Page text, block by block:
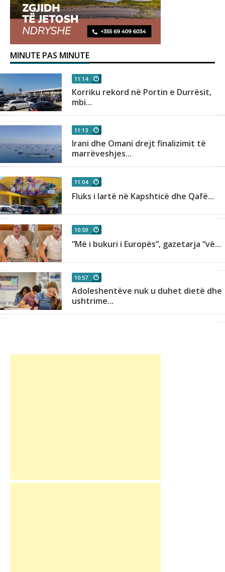
MINUTE PAS MINUTE
11:14
Korriku rekord në Portin e Durrësit,
mbi...
11:13
Irani dhe Omani drejt finalizimit të
marrëveshjes...
11:04
Fluks i lartë në Kapshticë dhe Qafë...
10:59
“Më i bukuri i Europës”, gazetarja “vë...
10:57
Adoleshentëve nuk u duhet dietë dhe
ushtrime...